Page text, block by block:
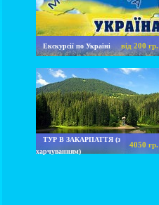
Екскурсії по Україні від 200 гр.
ТУР В ЗАКАРПАТТЯ (з
харчуванням)
4050 гр.